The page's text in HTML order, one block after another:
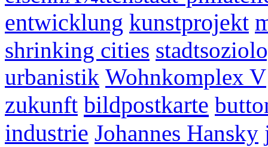
entwicklung kunstprojekt
shrinking cities
urbanistik Wohnkomplex V
zukunft bildpostkarte
industrie Johannes Hansky